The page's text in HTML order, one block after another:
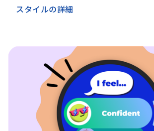
スタイルの詳細